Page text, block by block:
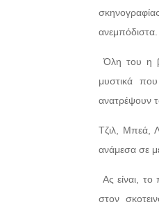
ανεμπόδιστα.
Όλη του η
μυστικά
ανατρέψουν
Τζιλ, Μπεά,
ανάμεσα σε
Ας είναι, το
στον